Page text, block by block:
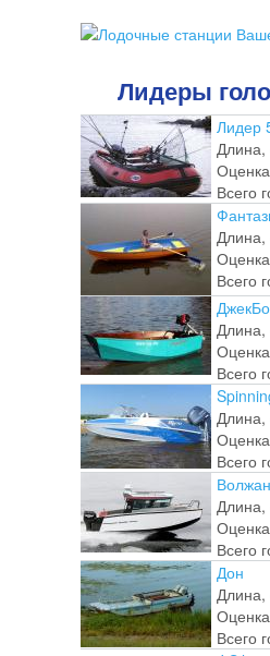
Лидеры
Лидер
Длина,
Всего
Длина,
Всего
Длина,
Всего
Длина,
Всего
Длина,
Всего
Дон
Длина,
Всего